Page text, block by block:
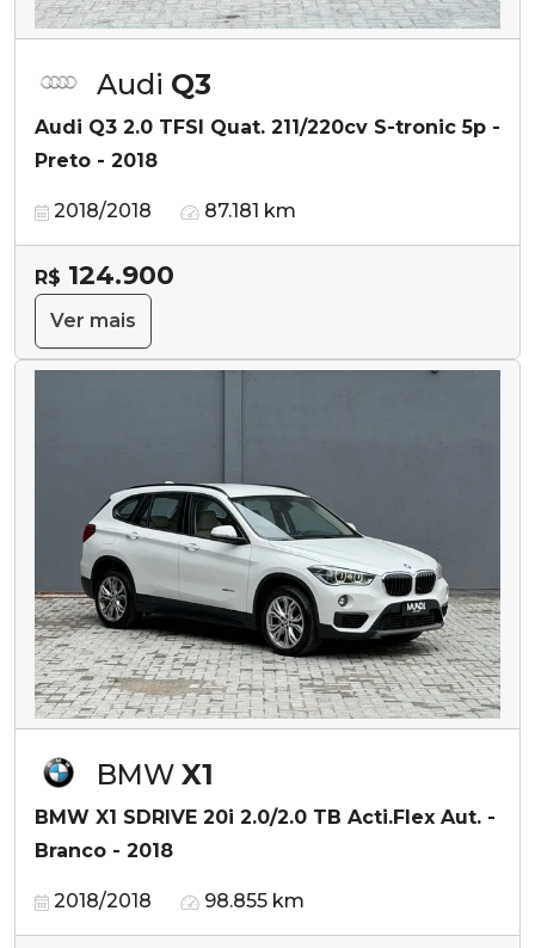
Audi Q3
Audi Q3 2.0 TFSI Quat. 211/220cv S-tronic 5p -
Preto - 2018
2018/2018 87.181 km
R$ 124.900
Ver mais
BMW X1
BMW X1 SDRIVE 20i 2.0/2.0 TB Acti.Flex Aut. -
Branco - 2018
2018/2018 98.855 km